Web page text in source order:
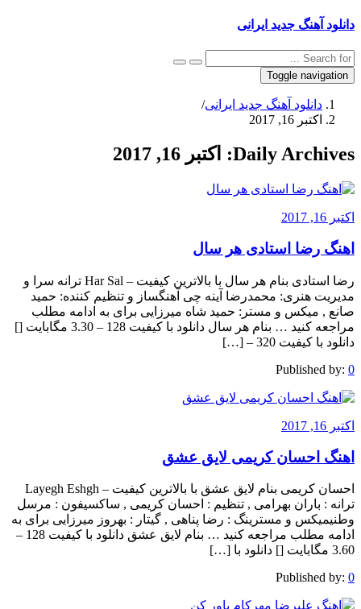
دانلود آهنگ جدید ایرانی
Toggle navigation
دانلود آهنگ جدید ایرانی/
اکتبر 16, 2017
Daily Archives: اکتبر 16, 2017
اکتبر 16, 2017
اهنگ رضا استادی هر سال
رضا استادی بنام هر سال با بالاترین کیفیت – Har Sal ترانه سرا و
مدیریت هنری: محمدرضا آینه چی آهنگساز و تنظیم کننده: حمید
صانع , میکس و مستر: حمید شاه میرزایی برای به ادامه مطلب
مراجعه کنید … بنام هر سال دانلود با کیفیت 128 – 3.30 مگابایت []
دانلود با کیفیت 320 – […]
Published by: 0
اکتبر 16, 2017
اهنگ احسان کریمی لایق عشق
احسان کریمی بنام لایق عشق با بالاترین کیفیت – Layegh Eshgh
ترانه : باران بهرامی , تنظیم : احسان کریمی , ساکسیفون : مرسل
وطنیمیکس و مسترینگ : رضا پناهی , گیتار : بهروز میرزایی برای به
ادامه مطلب مراجعه کنید … بنام لایق عشق دانلود با کیفیت 128 –
3.60 مگابایت [] دانلود با […]
Published by: 0